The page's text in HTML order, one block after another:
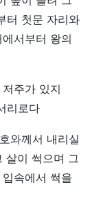
터 첫문 자리와
서부터 왕의
주가 있지
리로다
와께서 내리실
살이 썩으며 그
속에서 썩을